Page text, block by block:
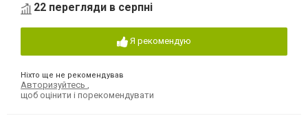
22 перегляди в серпні
Я рекомендую
Ніхто ще не рекомендував
Авторизуйтесь
щоб оцінити і порекомендувати